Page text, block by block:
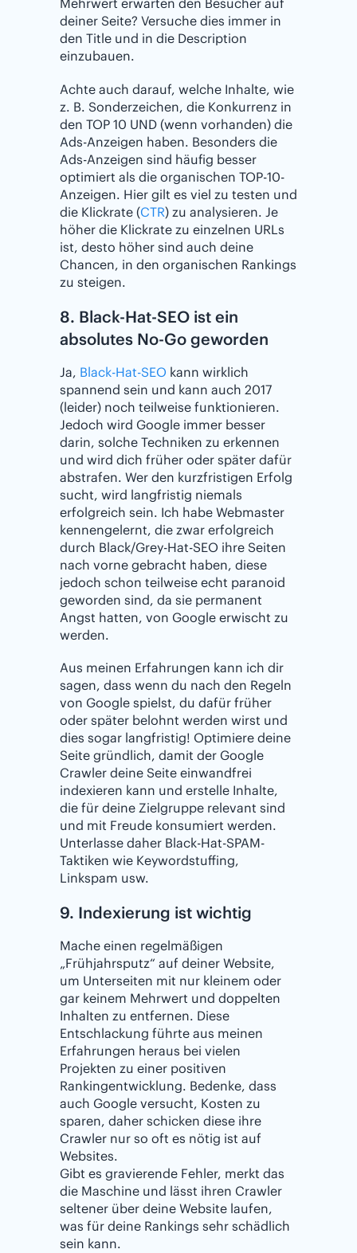
Mehrwert erwarten den Besucher auf
deiner Seite? Versuche dies immer in
den Title und in die Description
einzubauen.
Achte auch darauf, welche Inhalte, wie
z. B. Sonderzeichen, die Konkurrenz in
den TOP 10 UND (wenn vorhanden) die
Ads-Anzeigen haben. Besonders die
Ads-Anzeigen sind häufig besser
optimiert als die organischen TOP-10-
Anzeigen. Hier gilt es viel zu testen und
die Klickrate (CTR) zu analysieren. Je
höher die Klickrate zu einzelnen URLs
ist, desto höher sind auch deine
Chancen, in den organischen Rankings
zu steigen.
8. Black-Hat-SEO ist ein
absolutes No-Go geworden
Ja, Black-Hat-SEO kann wirklich
spannend sein und kann auch 2017
(leider) noch teilweise funktionieren.
Jedoch wird Google immer besser
darin, solche Techniken zu erkennen
und wird dich früher oder später dafür
abstrafen. Wer den kurzfristigen Erfolg
sucht, wird langfristig niemals
erfolgreich sein. Ich habe Webmaster
kennengelernt, die zwar erfolgreich
durch Black/Grey-Hat-SEO ihre Seiten
nach vorne gebracht haben, diese
jedoch schon teilweise echt paranoid
geworden sind, da sie permanent
Angst hatten, von Google erwischt zu
werden.
Aus meinen Erfahrungen kann ich dir
sagen, dass wenn du nach den Regeln
von Google spielst, du dafür früher
oder später belohnt werden wirst und
dies sogar langfristig! Optimiere deine
Seite gründlich, damit der Google
Crawler deine Seite einwandfrei
indexieren kann und erstelle Inhalte,
die für deine Zielgruppe relevant sind
und mit Freude konsumiert werden.
Unterlasse daher Black-Hat-SPAM-
Taktiken wie Keywordstuffing,
Linkspam usw.
9. Indexierung ist wichtig
Mache einen regelmäßigen
„Frühjahrsputz“ auf deiner Website,
um Unterseiten mit nur kleinem oder
gar keinem Mehrwert und doppelten
Inhalten zu entfernen. Diese
Entschlackung führte aus meinen
Erfahrungen heraus bei vielen
Projekten zu einer positiven
Rankingentwicklung. Bedenke, dass
auch Google versucht, Kosten zu
sparen, daher schicken diese ihre
Crawler nur so oft es nötig ist auf
Websites.
Gibt es gravierende Fehler, merkt das
die Maschine und lässt ihren Crawler
seltener über deine Website laufen,
was für deine Rankings sehr schädlich
sein kann.